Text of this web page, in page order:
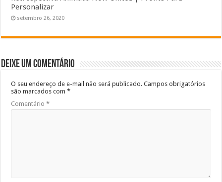
Personalizar
setembro 26, 2020
Deixe um comentário
O seu endereço de e-mail não será publicado. Campos obrigatórios
são marcados com*
Comentário*